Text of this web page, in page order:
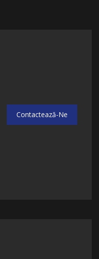
Contactează-Ne